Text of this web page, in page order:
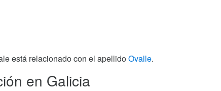
está relacionado con el apellidoOvalle.
en Galicia